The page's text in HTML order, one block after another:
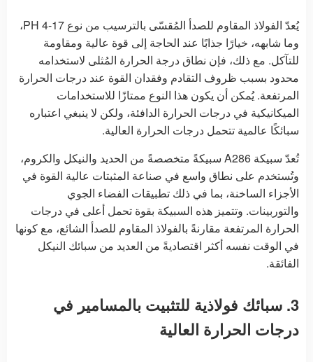
يُعدّ الفولاذ المقاوم للصدأ المُقسّى بالترسيب من نوع 17-4 PH،
وما شابهه، خيارًا جذابًا عند الحاجة إلى قوة عالية ومقاومة
للتآكل. مع ذلك، فإن نطاق درجة الحرارة المُثلى لاستخدامه
محدود بسبب ظروف التقادم وفقدان القوة عند درجات الحرارة
المرتفعة. يُمكن أن يكون هذا النوع ممتازًا للاستخدامات
الميكانيكية في درجات الحرارة الدافئة، ولكن لا ينبغي اعتباره
سبائكًا عالمية تتحمل درجات الحرارة العالية.
تُعدّ سبيكة A286 سبيكةً متخصصةً من الحديد والنيكل والكروم،
وتُستخدم على نطاق واسع في صناعة المثبتات عالية القوة في
الأجزاء الساخنة، بما في ذلك تطبيقات الفضاء الجوي
والتوربينات. وتتميز هذه السبيكة بقوة تحمل أعلى في درجات
الحرارة المرتفعة مقارنةً بالفولاذ المقاوم للصدأ الشائع، مع كونها
في الوقت نفسه أكثر اقتصاديةً من العديد من سبائك النيكل
الفائقة.
3. سبائك فولاذية للتثبيت بالمسامير في
درجات الحرارة العالية